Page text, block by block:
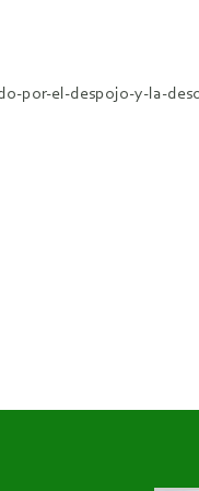
por-el-despojo-y-la-